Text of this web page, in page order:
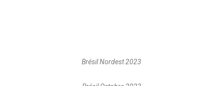
Brésil Nordest 2023